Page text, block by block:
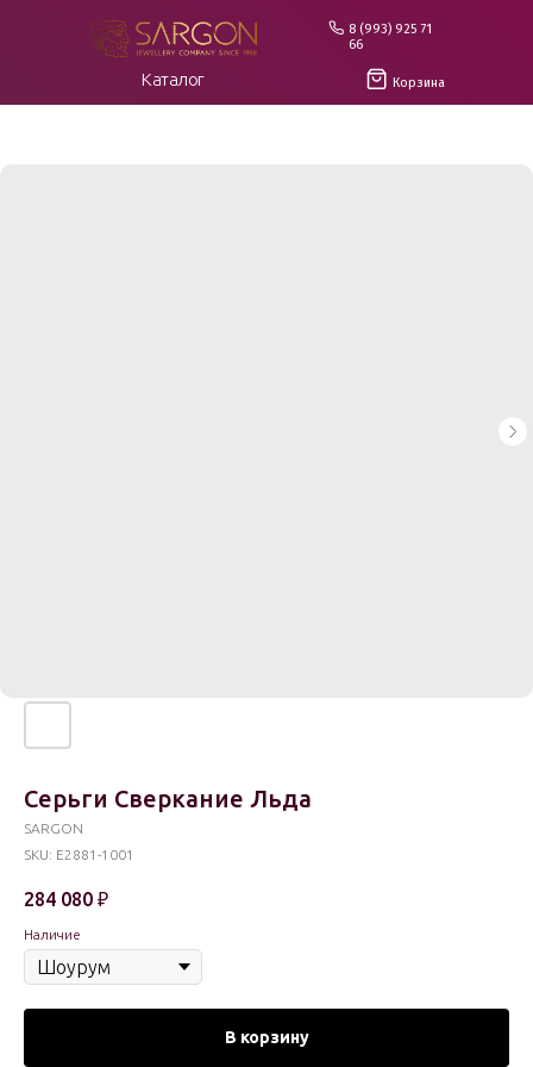
8 (993) 925 71
66
Корзина
Каталог
Серьги Сверкание Льда
SARGON
SKU: E2881-1001
284 080 ₽
Наличие
В корзину